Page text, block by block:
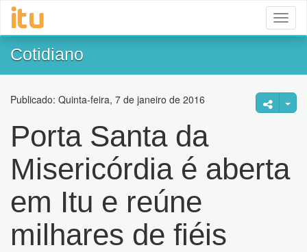
Cotidiano
Publicado: Quinta-feira, 7 de janeiro de 2016
Porta Santa da
Misericórdia é aberta
em Itu e reúne
milhares de fiéis